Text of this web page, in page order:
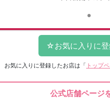
お気に入りに登録したお店は 「 トップ
公式店舗ページ